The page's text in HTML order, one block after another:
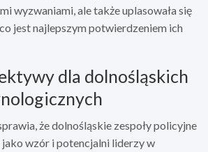
wyzwaniami, ale także uplasowała się
jest najlepszym potwierdzeniem ich
dla dolnośląskich
że dolnośląskie zespoły policyjne
jako wzór i potencjalni liderzy w